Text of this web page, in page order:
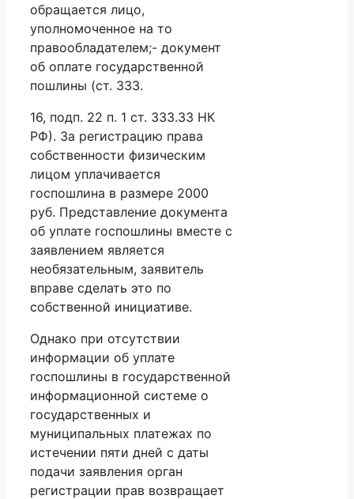
обращается лицо,
уполномоченное на то
правообладателем;- документ
об оплате государственной
пошлины (ст. 333.
16, подп. 22 п. 1 ст. 333.33 НК
РФ). За регистрацию права
собственности физическим
лицом уплачивается
госпошлина в размере 2000
руб. Представление документа
об уплате госпошлины вместе с
заявлением является
необязательным, заявитель
вправе сделать это по
собственной инициативе.
Однако при отсутствии
информации об уплате
госпошлины в государственной
информационной системе о
государственных и
муниципальных платежах по
истечении пяти дней с даты
подачи заявления орган
регистрации прав возвращает